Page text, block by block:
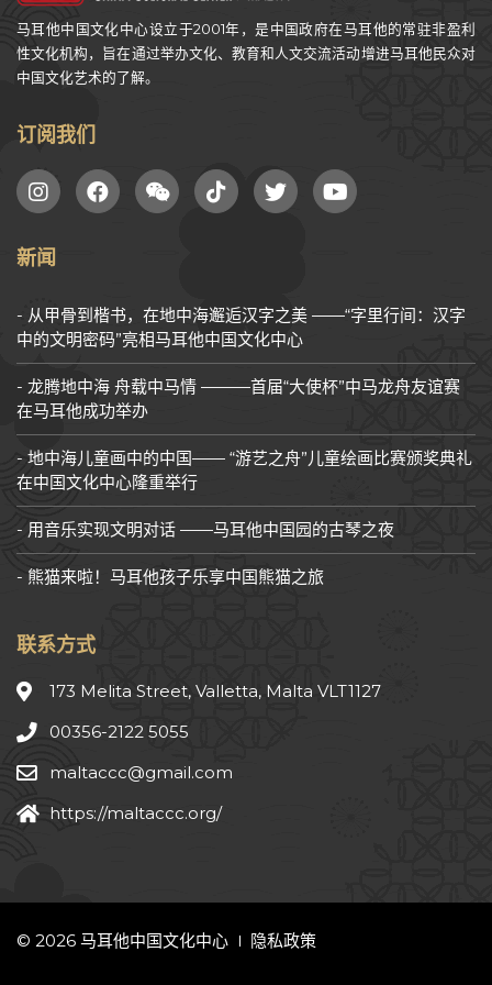
马耳他中国文化中心设立于2001年，是中国政府在马耳他的常驻非盈利
性文化机构，旨在通过举办文化、教育和人文交流活动增进马耳他民众对
中国文化艺术的了解。
订阅我们
新闻
从甲骨到楷书，在地中海邂逅汉字之美 ——“字里行间：汉字
中的文明密码”亮相马耳他中国文化中心
龙腾地中海 舟载中马情 ———首届“大使杯”中马龙舟友谊赛
在马耳他成功举办
地中海儿童画中的中国—— “游艺之舟”儿童绘画比赛颁奖典礼
在中国文化中心隆重举行
用音乐实现文明对话 ——马耳他中国园的古琴之夜
熊猫来啦！马耳他孩子乐享中国熊猫之旅
联系方式
173 Melita Street, Valletta, Malta VLT1127
00356-2122 5055
maltaccc@gmail.com
https://maltaccc.org/
© 2026 马耳他中国文化中心 隐私政策